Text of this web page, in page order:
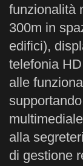
funzionalità
300m in
edifici),
telefonia
alle
alla
di gestione